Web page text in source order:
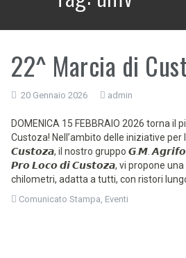
22^ Marcia di
20 Gennaio 2026 admin
DOMENICA 15 FEBBRAIO 2026 torna
Custoza! Nell’ambito delle iniziative
𝘾𝙪𝙨𝙩𝙤𝙯𝙖, il nostro gruppo 𝙂.𝙈.
𝙋𝙧𝙤 𝙇𝙤𝙘𝙤 𝙙𝙞 𝘾𝙪𝙨𝙩𝙤𝙯𝙖, vi propone una
chilometri, adatta a tutti, con ristori
Comunicato Stampa, Eventi